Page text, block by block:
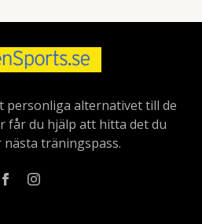
personliga alternativet till de
får du hjälp att hitta det du
träningspass.